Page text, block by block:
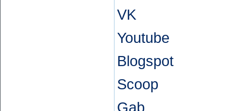
VK
Youtube
Blogspot
Scoop
Gab